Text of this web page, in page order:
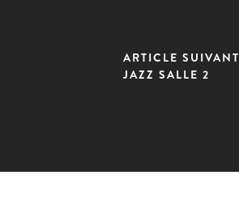
ARTICLE SUIVANT
JAZZ SALLE 2